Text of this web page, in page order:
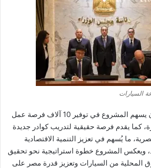
السيارات
وتابع، من المتوقع أن يسهم المشروع في توفير 10 آلاف فرصة عمل
كما يقدم فرصة حقيقية لتدريب كوادر جديدة
ما يُسهم في تعزيز التنمية الاقتصادية
ويعكس المشروع خطوة استراتيجية نحو تحقيق
المحلية من السيارات وتعزيز قدرة مصر على